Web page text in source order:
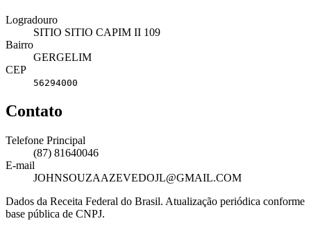
Logradouro
SITIO SITIO CAPIM II 109
Bairro
GERGELIM
CEP
56294000
Contato
Telefone Principal
(87) 81640046
E-mail
JOHNSOUZAAZEVEDOJL@GMAIL.COM
Dados da Receita Federal do Brasil. Atualização periódica conforme
base pública de CNPJ.